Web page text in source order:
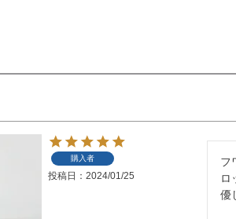
購入者
投稿日 2024/01/25
フ
ロ
優